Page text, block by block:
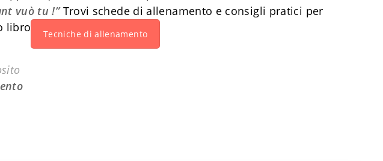
vuò tu !” Trovi schede di allenamento e consigli pratici per
libro
Tecniche di allenamento